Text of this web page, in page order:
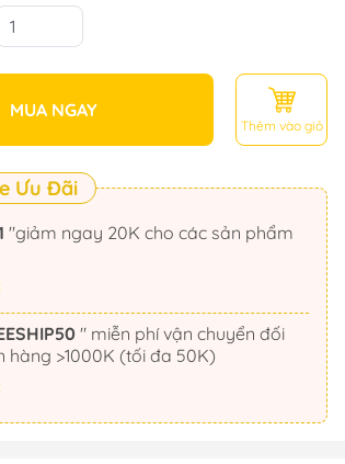
MUA NGAY
Thêm vào giỏ
Ưu Đãi
" miễn phí vận chuyển đối
hàng >1000K (tối đa 50K)